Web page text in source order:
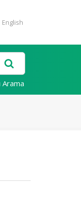
English
Arama